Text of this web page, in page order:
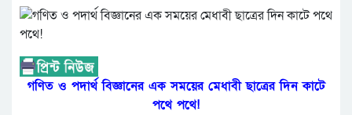
গণিত ও পদার্থ বিজ্ঞানের এক সময়ের মেধাবী ছাত্রের দিন কাটে
পথে পথে!